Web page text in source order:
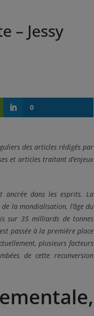
– Jessy
0
des articles rédigés par
et articles traitant d’enjeux
ancrée dans les esprits. La
de la mondialisation, l’âge du
sur 35 milliards de tonnes
passée à la première place
plusieurs facteurs
de cette reconversion